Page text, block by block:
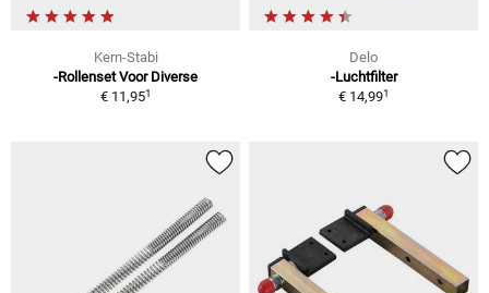
Kern-Stabi
-Rollenset Voor Diverse
€ 11,951
Delo
-Luchtfilter
€ 14,991